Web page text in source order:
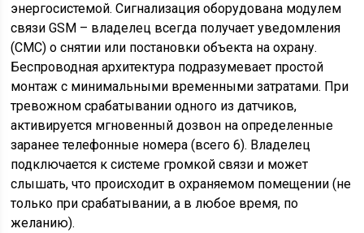
энергосистемой. Сигнализация оборудована модулем
связи GSM – владелец всегда получает уведомления
(СМС) о снятии или постановки объекта на охрану.
Беспроводная архитектура подразумевает простой
монтаж с минимальными временными затратами. При
тревожном срабатывании одного из датчиков,
активируется мгновенный дозвон на определенные
заранее телефонные номера (всего 6). Владелец
подключается к системе громкой связи и может
слышать, что происходит в охраняемом помещении (не
только при срабатывании, а в любое время, по
желанию).